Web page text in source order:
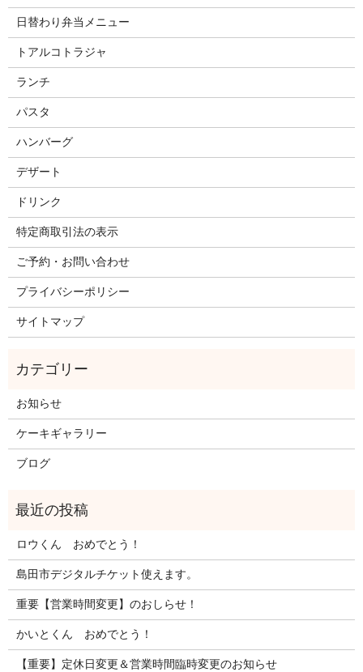
日替わり弁当メニュー
トアルコトラジャ
ランチ
パスタ
ハンバーグ
デザート
ドリンク
特定商取引法の表示
ご予約・お問い合わせ
プライバシーポリシー
サイトマップ
お知らせ
ケーキギャラリー
ブログ
ロウくん おめでとう！
島田市デジタルチケット使えます。
重要【営業時間変更】のおしらせ！
かいとくん おめでとう！
【重要】定休日変更＆営業時間臨時変更のお知らせ